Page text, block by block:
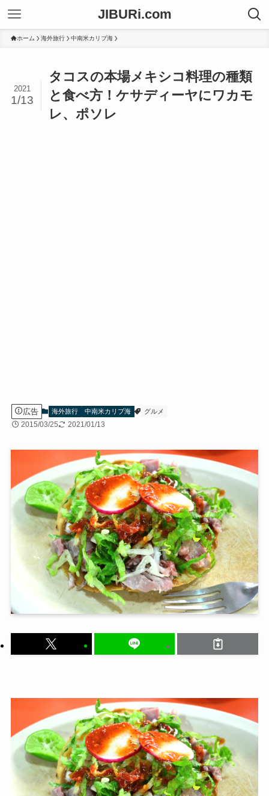
JIBURi.com
ホーム 海外旅行 中南米カリブ海
タコスの本場メキシコ料理の種類
と食べ方！ケサディーヤにワカモ
レ、ポソレ
2021
1/13
広告 海外旅行 中南米カリブ海 グルメ
2015/03/25 2021/01/13